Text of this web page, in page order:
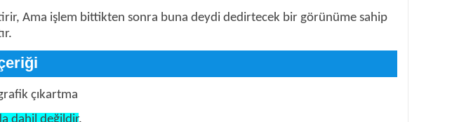
Ama işlem bittikten sonra buna deydi dedirtecek bir görünüme sahip
çıkartma
dahil değildir.